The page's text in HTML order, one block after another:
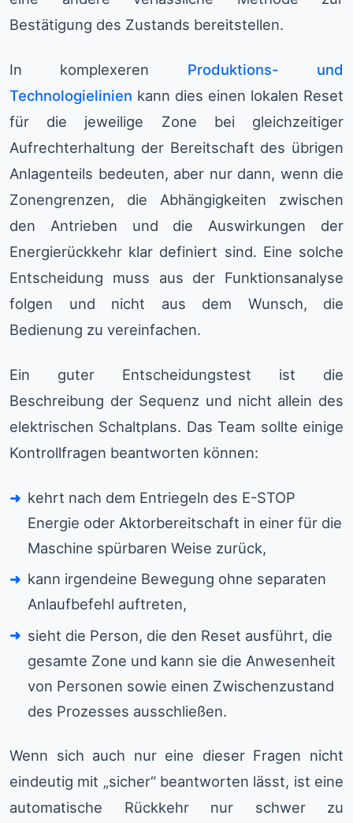
Bestätigung des Zustands bereitstellen.
In komplexeren Produktions- und
Technologielinien kann dies einen lokalen Reset
für die jeweilige Zone bei gleichzeitiger
Aufrechterhaltung der Bereitschaft des übrigen
Anlagenteils bedeuten, aber nur dann, wenn die
Zonengrenzen, die Abhängigkeiten zwischen
den Antrieben und die Auswirkungen der
Energierückkehr klar definiert sind. Eine solche
Entscheidung muss aus der Funktionsanalyse
folgen und nicht aus dem Wunsch, die
Bedienung zu vereinfachen.
Ein guter Entscheidungstest ist die
Beschreibung der Sequenz und nicht allein des
elektrischen Schaltplans. Das Team sollte einige
Kontrollfragen beantworten können:
kehrt nach dem Entriegeln des E-STOP
Energie oder Aktorbereitschaft in einer für die
Maschine spürbaren Weise zurück,
kann irgendeine Bewegung ohne separaten
Anlaufbefehl auftreten,
sieht die Person, die den Reset ausführt, die
gesamte Zone und kann sie die Anwesenheit
von Personen sowie einen Zwischenzustand
des Prozesses ausschließen.
Wenn sich auch nur eine dieser Fragen nicht
eindeutig mit „sicher“ beantworten lässt, ist eine
automatische Rückkehr nur schwer zu